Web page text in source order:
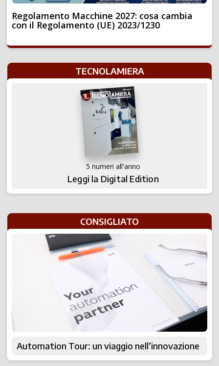
Regolamento Macchine 2027: cosa cambia
con il Regolamento (UE) 2023/1230
TECNOLAMIERA
5 numeri all'anno
Leggi la Digital Edition
CONSIGLIATO
Automation Tour: un viaggio nell’innovazione